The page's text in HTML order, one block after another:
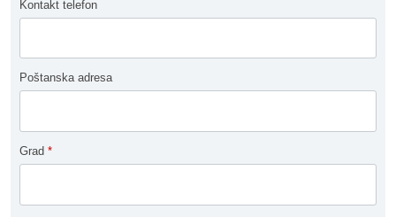
Kontakt telefon
Poštanska adresa
Grad *